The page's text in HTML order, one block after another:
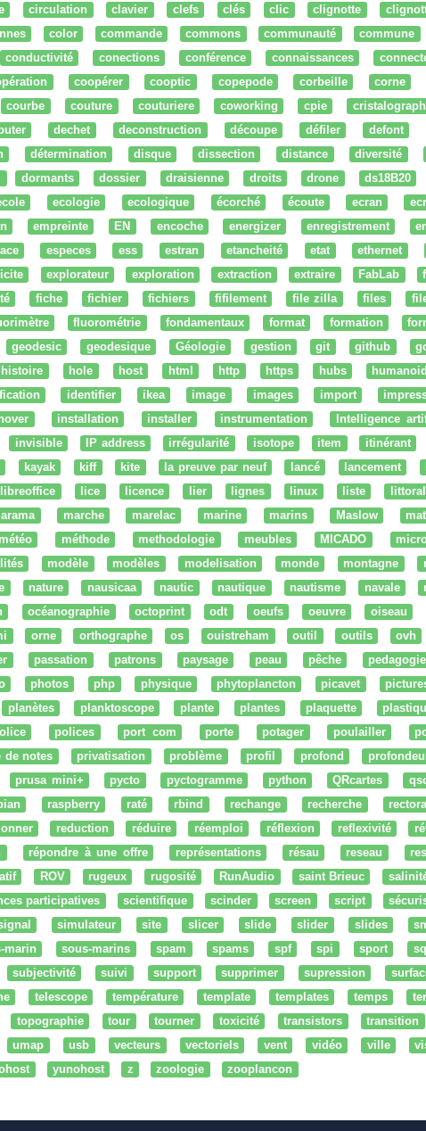
circulation clavier clefs clés clic clignotte
color commande commons communauté commune
conductivité conections conférence connaissances
coopérer cooptic copepode corbeille corne
courbe couture couturiere coworking cpie
dechet deconstruction découpe défiler defont
détermination disque dissection distance diversité
dormants dossier draisienne droits drone ds18B20
ecologie ecologique écorché écoute ecran
empreinte EN encoche energizer enregistrement
especes ess estran etancheité etat ethernet
explorateur exploration extraction extraire FabLab
fiche fichier fichiers fifilement file zilla files
fluorométrie fondamentaux format formation
geodesic geodesique Géologie gestion git github
histoire hole host html http https hubs humanoid
identifier ikea image images import
installation installer instrumentation Intelligence
invisible IP address irrégularité isotope item itinérant
kayak kiff kite la preuve par neuf lancé lancement
libreoffice lice licence lier lignes linux liste littoral
marche marelac marine marins Maslow
météo méthode methodologie meubles MICADO
modèle modèles modelisation monde montagne
nature nausicaa nautic nautique nautisme navale
océanographie octoprint odt oeufs oeuvre oiseau
orne orthographe os ouistreham outil outils ovh
passation patrons paysage peau pêche pedagogie
photos php physique phytoplancton picavet
planètes planktoscope plante plantes plaquette
polices port com porte potager poulailler
de notes privatisation problème profil profond
prusa mini+ pycto pyctogramme python QRcartes
raspberry raté rbind rechange recherche
reduction réduire réemploi réflexion reflexivité
répondre à une offre représentations résau reseau
ROV rugeux rugosité RunAudio saint Brieuc
participatives scientifique scinder screen script
simulateur site slicer slide slider slides
marin sous-marins spam spams spf spi sport sql
subjectivité suivi support supprimer supression
telescope température template templates temps
topographie tour tourner toxicité transistors transition
umap usb vecteurs vectoriels vent vidéo ville
yunohost z zoologie zooplancon